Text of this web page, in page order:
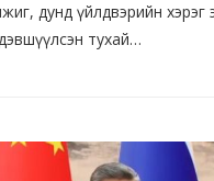
дунд үйлдвэрийн хэрэг
тухай…